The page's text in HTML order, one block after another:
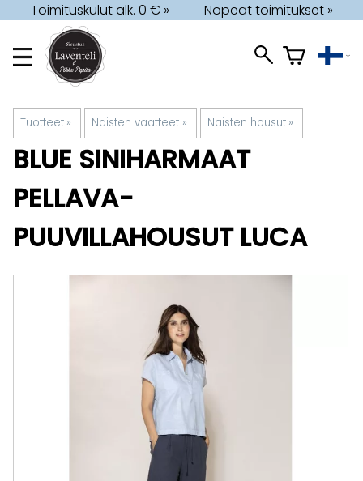
Toimituskulut alk. 0 € » Nopeat toimitukset »
Tuotteet ‪» Naisten vaatteet ‪» Naisten housut ‪»
BLUE SINIHARMAAT
PELLAVA-
PUUVILLAHOUSUT LUCA